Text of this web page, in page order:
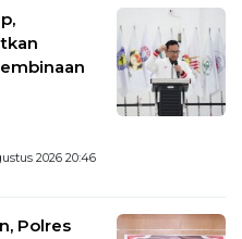
2026 20:46
Polres